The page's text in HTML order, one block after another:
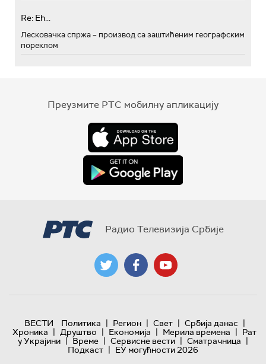
Re: Eh...
Лесковачка спржа – производ са заштићеним географским
пореклом
Преузмите РТС мобилну апликацију
Радио Телевизија Србије
ВЕСТИ Политика | Регион | Свет | Србија данас |
Хроника | Друштво | Економија | Мерила времена | Рат
у Украјини | Време | Сервисне вести | Сматрачница |
Подкаст | ЕУ могућности 2026